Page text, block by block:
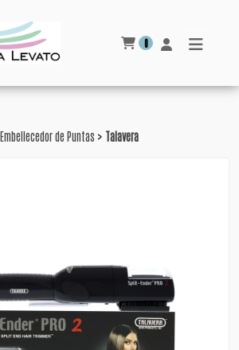
0
Embellecedor de Puntas > Talavera